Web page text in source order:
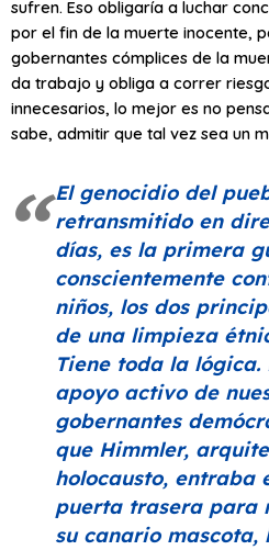
sufren. Eso obligaría a luchar
por el fin de la muerte inocente,
gobernantes cómplices de la
da trabajo y obliga a correr
innecesarios, lo mejor es no
sabe, admitir que tal vez sea un
El genocidio del
retransmitido en
días, es la primera
conscientemente
niños, los dos
de una limpieza
Tiene toda la
apoyo activo de
gobernantes
que Himmler,
holocausto, entraba
puerta trasera para
su canario mascota,